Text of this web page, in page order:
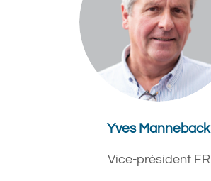
Yves Manneback
Vice-président FR